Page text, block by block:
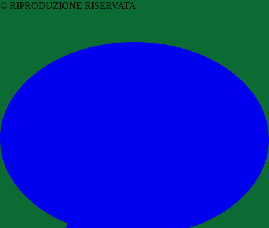
© RIPRODUZIONE RISERVATA